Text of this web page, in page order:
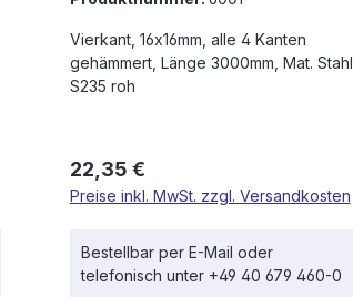
Vierkant, 16x16mm, alle 4 Kanten
gehämmert, Länge 3000mm, Mat. Stahl
S235 roh
Regulärer Preis:
22,35 €
Preise inkl. MwSt. zzgl. Versandkosten
Bestellbar per E-Mail oder
telefonisch unter +49 40 679 460-0